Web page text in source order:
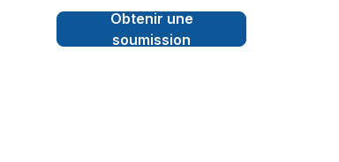
Obtenir une
soumission